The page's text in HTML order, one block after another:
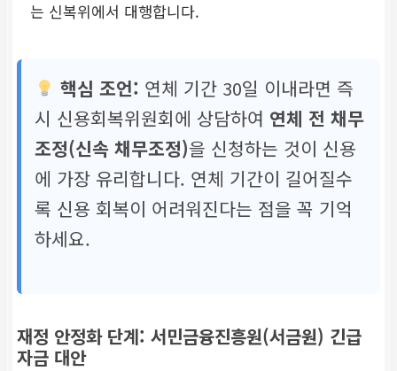
최장 10년 이내 분할 상환
최장 8년 이내 분할 상환
(담보 채무는 최장 35년)
는 신복위에서 대행합니다.
핵심 조언: 연체 기간 30일 이내라면 즉
시 신용회복위원회에 상담하여 연체 전 채무
조정(신속 채무조정)을 신청하는 것이 신용
에 가장 유리합니다. 연체 기간이 길어질수
록 신용 회복이 어려워진다는 점을 꼭 기억
하세요.
재정 안정화 단계: 서민금융진흥원(서금원) 긴급
자금 대안